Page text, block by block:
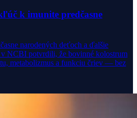
k imunite predčasne
narodených deťoch a ďalšie
NCBI potvrdili, že bovinné kolostrum
metabolizmus a funkciu čriev — bez